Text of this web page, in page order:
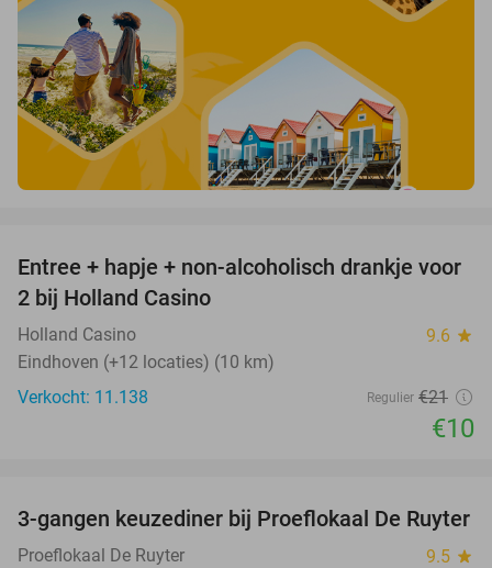
52%
Entree + hapje + non-alcoholisch drankje voor
2 bij Holland Casino
Holland Casino 9.6 star
Eindhoven (+12 locaties) (10 km)
Verkocht: 11.138
Regulier €21
€10
33%
3-gangen keuzediner bij Proeflokaal De Ruyter
Proeflokaal De Ruyter 9.5 star